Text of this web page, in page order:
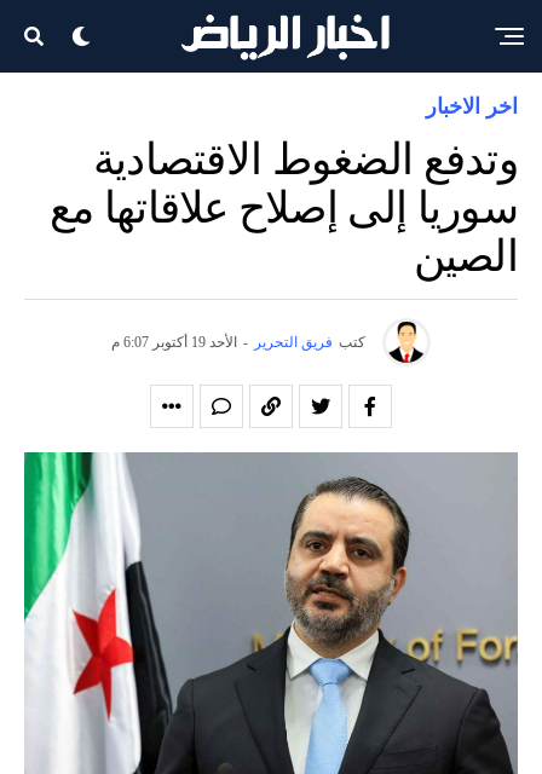
اخر الاخبار
وتدفع الضغوط الاقتصادية
سوريا إلى إصلاح علاقاتها مع
الصين
كتب فريق التحرير - الأحد 19 أكتوبر 6:07 م